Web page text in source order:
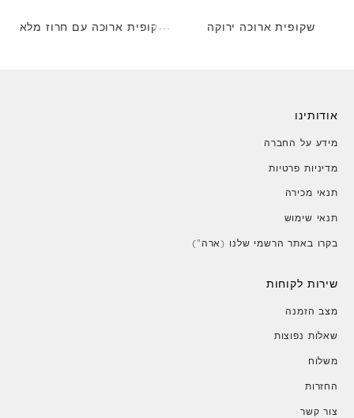
שקופית ארוכה ירוקה
שקופית ארוכה עם חרוז מלא
אודותינו
מידע על החברה
מדיניות פרטיות
תנאי מכירה
תנאי שימוש
בקרו באתר הרשמי שלנו (ארה")
שירות לקוחות
מצב הזמנה
שאלות נפוצות
משלוח
החזרות
צור קשר